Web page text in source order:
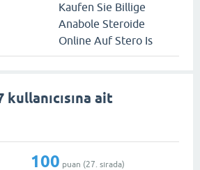
Kaufen Sie Billige
Anabole Steroide
Online Auf Stero Is
ait
100 puan (27 . sırada)